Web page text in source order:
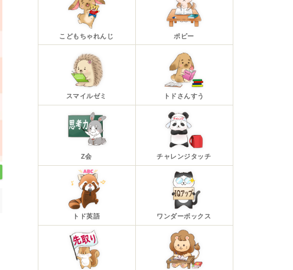
こどもちゃれんじ ポピー
スマイルゼミ トドさんすう
Z会 チャレンジタッチ
トド英語 ワンダーボックス